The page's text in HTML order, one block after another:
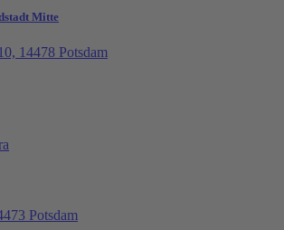
Mitte
14478 Potsdam
Potsdam